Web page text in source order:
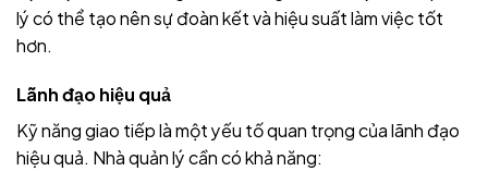
lý có thể tạo nên sự đoàn kết và hiệu suất làm việc tốt
hơn.
Lãnh đạo hiệu quả
Kỹ năng giao tiếp là một yếu tố quan trọng của lãnh đạo
hiệu quả. Nhà quản lý cần có khả năng: